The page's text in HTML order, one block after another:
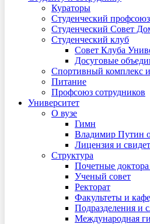
Кураторы
Студенческий профсоюз
Студенческий Совет
Студенческий клуб
Совет Клуба
Досуговые
Спортивный комплекс
Питание
Профсоюз сотрудников
Университет
О вузе
Гимн
Владимир Путин
Лицензия и
Структура
Почетные
Ученый совет
Ректорат
Факультеты и
Подразделения и
Международная